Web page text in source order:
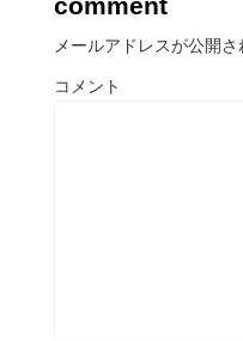
メールアドレスが公開さ
コメント